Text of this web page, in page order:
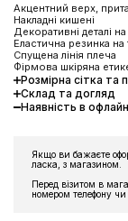
Акцентний верх,
Накладні кишені
Декоративні деталі
Еластична резинка на
Спущена лінія плеча
Фірмова шкіряна
Розмірна сітка та
Склад та догляд
Наявність в
Якщо ви бажаєте
ласка, з магазином.
Перед візитом в
номером телефону